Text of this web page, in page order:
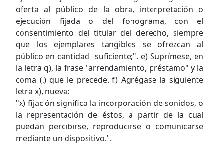
oferta al público de la obra, interpretación o
ejecución fijada o del fonograma, con el
consentimiento del titular del derecho, siempre
que los ejemplares tangibles se ofrezcan al
público en cantidad suficiente;". e) Suprímese, en
la letra q), la frase "arrendamiento, préstamo" y la
coma (,) que le precede. f) Agrégase la siguiente
letra x), nueva:
"x) fijación significa la incorporación de sonidos, o
la representación de éstos, a partir de la cual
puedan percibirse, reproducirse o comunicarse
mediante un dispositivo.".